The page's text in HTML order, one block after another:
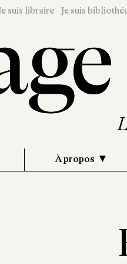
suis libraire Je suis
À propos